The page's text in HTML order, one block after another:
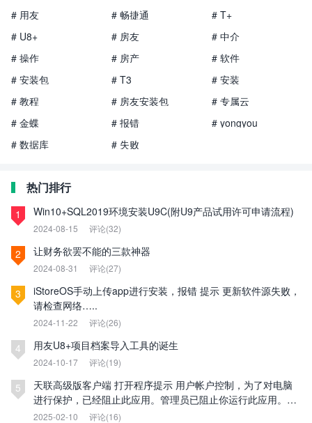
# 用友 # 畅捷通
# T+
# U8+
# 房友
# 中介
# 操作
# 房产
# 软件
# 安装包
# T3
# 安装
# 教程
# 房友安装包
# 专属云
# 金蝶
# 报错
# yongyou
# 数据库
# 失败
热门排行
1 Win10+SQL2019环境安装U9C(附U9产品试用许可申请流程)
2024-08-15 评论(32)
2 让财务欲罢不能的三款神器
2024-08-31 评论(27)
3
iStoreOS手动上传app进行安装，报错 提示 更新软件源失败，
请检查网络…..
2024-11-22 评论(26)
4 用友U8+项目档案导入工具的诞生
2024-10-17 评论(19)
5
天联高级版客户端 打开程序提示 用户帐户控制，为了对电脑
进行保护，已经阻止此应用。管理员已阻止你运行此应用。有
关详细信息，请与管理员联系。
2025-02-10 评论(16)